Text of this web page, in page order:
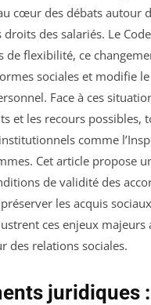
cœur des débats autour
des salariés. Le
flexibilité, ce
sociales et modifie
Face à ces
et les recours possibles,
comme
Cet article propose
de validité des
les acquis
ces enjeux majeurs
des relations sociales.
juridiques